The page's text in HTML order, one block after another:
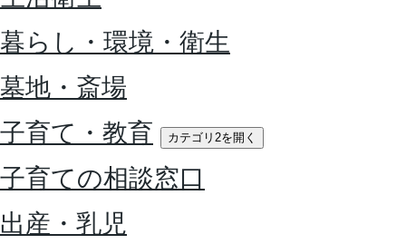
暮らし・環境・衛生
墓地・斎場
子育て・教育
カテゴリ2を開く
子育ての相談窓口
出産・乳児